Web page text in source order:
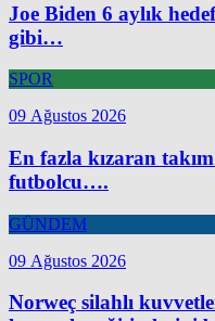
Joe Biden 6 aylık
gibi…
SPOR
09 Ağustos 2026
En fazla kızaran
futbolcu….
GÜNDEM
09 Ağustos 2026
Norweç silahlı